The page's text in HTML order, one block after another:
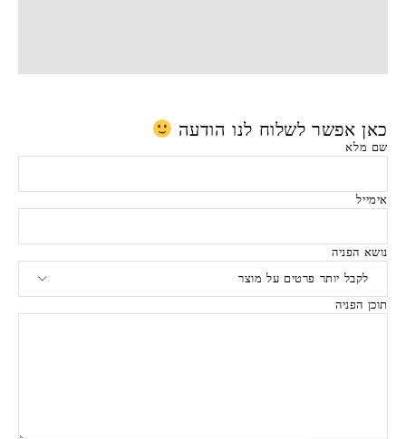
כאן אפשר לשלוח לנו הודעה
שם מלא
אימייל
נושא הפניה
תוכן הפניה